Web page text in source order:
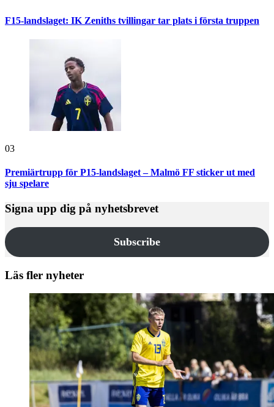
F15-landslaget: IK Zeniths tvillingar tar plats i första truppen
03
Premiärtrupp för P15-landslaget – Malmö FF sticker ut med
sju spelare
Signa upp dig på nyhetsbrevet
Subscribe
Läs fler nyheter